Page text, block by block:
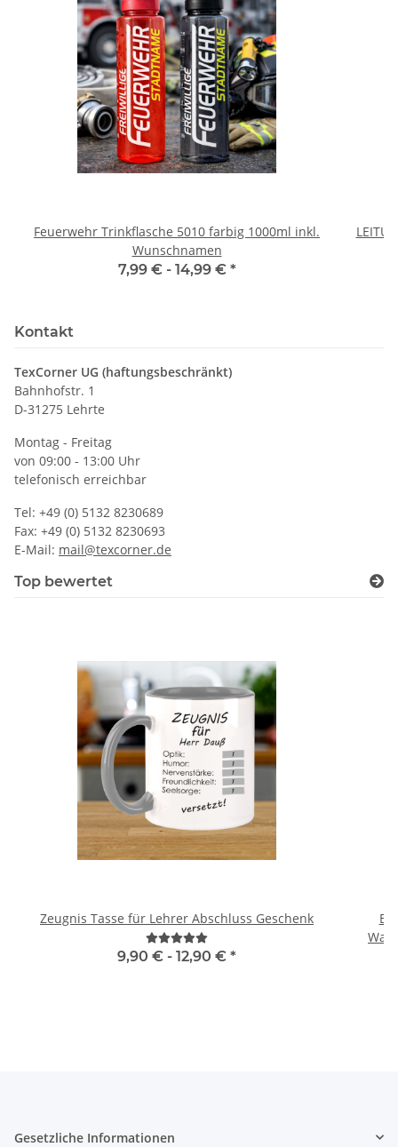
Feuerwehr Trinkflasche 5010 farbig 1000ml inkl.
Wunschnamen
7,99 € - 14,99 € *
Kontakt
TexCorner UG (haftungsbeschränkt)
Bahnhofstr. 1
D-31275 Lehrte
Montag - Freitag
von 09:00 - 13:00 Uhr
telefonisch erreichbar
Tel: +49 (0) 5132 8230689
Fax: +49 (0) 5132 8230693
E-Mail: mail@texcorner.de
Top bewertet
Zeugnis Tasse für Lehrer Abschluss Geschenk
9,90 € - 12,90 € *
Gesetzliche Informationen